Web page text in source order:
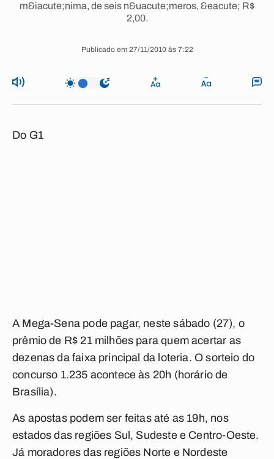
m&iacute;nima, de seis n&uacute;meros, &eacute; R$
2,00.
Publicado em 27/11/2010 às 7:22
Do G1
A Mega-Sena pode pagar, neste sábado (27), o
prêmio de R$ 21 milhões para quem acertar as
dezenas da faixa principal da loteria. O sorteio do
concurso 1.235 acontece às 20h (horário de
Brasília).
As apostas podem ser feitas até as 19h, nos
estados das regiões Sul, Sudeste e Centro-Oeste.
Já moradores das regiões Norte e Nordeste